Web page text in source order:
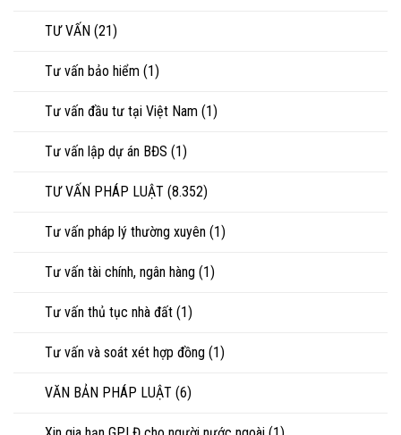
TƯ VẤN (21)
Tư vấn bảo hiểm (1)
Tư vấn đầu tư tại Việt Nam (1)
Tư vấn lập dự án BĐS (1)
TƯ VẤN PHÁP LUẬT (8.352)
Tư vấn pháp lý thường xuyên (1)
Tư vấn tài chính, ngân hàng (1)
Tư vấn thủ tục nhà đất (1)
Tư vấn và soát xét hợp đồng (1)
VĂN BẢN PHÁP LUẬT (6)